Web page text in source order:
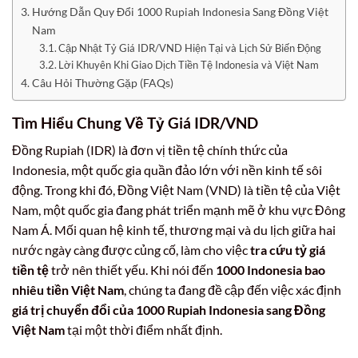
Hướng Dẫn Quy Đổi 1000 Rupiah Indonesia Sang Đồng Việt
Nam
Cập Nhật Tỷ Giá IDR/VND Hiện Tại và Lịch Sử Biến Động
Lời Khuyên Khi Giao Dịch Tiền Tệ Indonesia và Việt Nam
Câu Hỏi Thường Gặp (FAQs)
Tìm Hiểu Chung Về Tỷ Giá IDR/VND
Đồng Rupiah (IDR) là đơn vị tiền tệ chính thức của
Indonesia, một quốc gia quần đảo lớn với nền kinh tế sôi
động. Trong khi đó, Đồng Việt Nam (VND) là tiền tệ của Việt
Nam, một quốc gia đang phát triển mạnh mẽ ở khu vực Đông
Nam Á. Mối quan hệ kinh tế, thương mại và du lịch giữa hai
nước ngày càng được củng cố, làm cho việctra cứu tỷ giá
tiền tệtrở nên thiết yếu. Khi nói đến 1000 Indonesia bao
nhiêu tiền Việt Nam, chúng ta đang đề cập đến việc xác định
giá trị chuyển đổi của 1000 Rupiah Indonesia sang Đồng
Việt Namtại một thời điểm nhất định.